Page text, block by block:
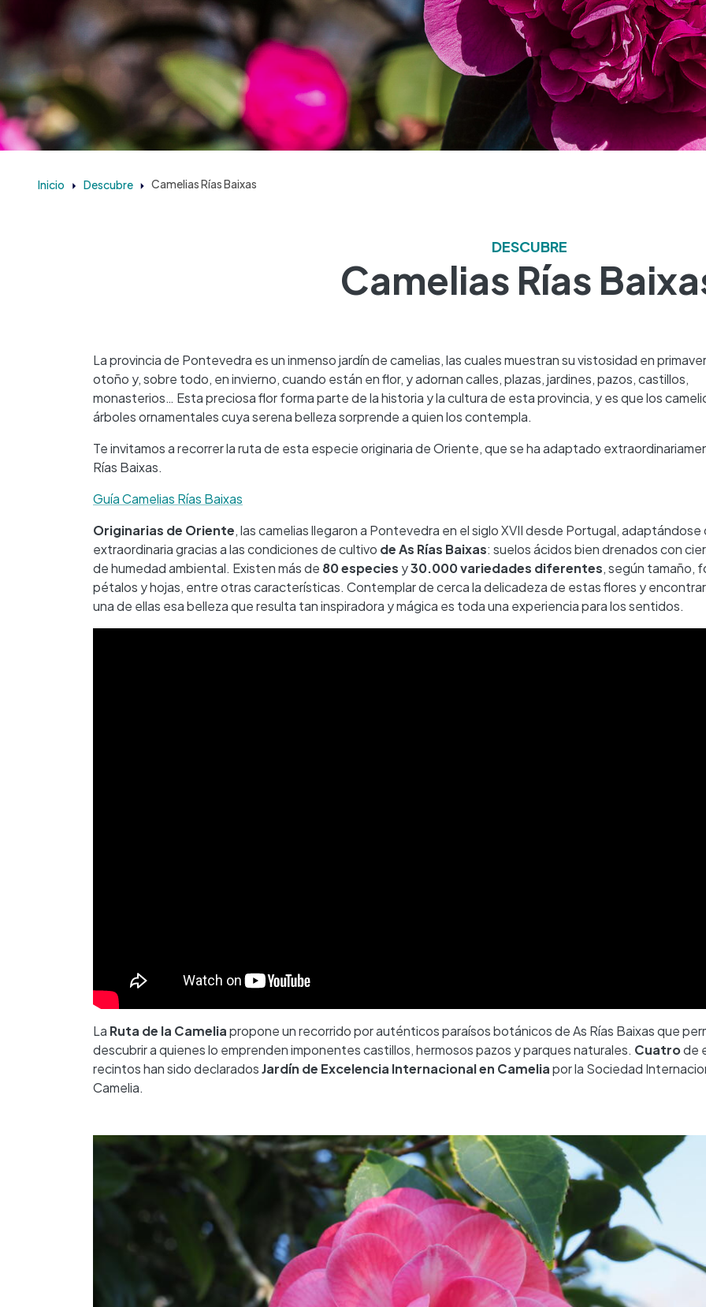
Inicio Descubre Camelias Rías Baixas
DESCUBRE
Camelias Rías
La provincia de Pontevedra es un inmenso jardín de camelias, las cuales muestran su vistosidad en
otoño y, sobre todo, en invierno, cuando están en flor, y adornan calles, plazas, jardines, pazos, castillos,
monasterios… Esta preciosa flor forma parte de la historia y la cultura de esta provincia, y es que los
árboles ornamentales cuya serena belleza sorprende a quien los contempla.
Te invitamos a recorrer la ruta de esta especie originaria de Oriente, que se ha adaptado
Rías Baixas.
Guía Camelias Rías Baixas
Originarias de Oriente, las camelias llegaron a Pontevedra en el siglo XVII desde Portugal, adaptándose
extraordinaria gracias a las condiciones de cultivo de As Rías Baixas: suelos ácidos bien drenados con
de humedad ambiental. Existen más de 80 especies y30.000 variedades diferentes, según tamaño,
pétalos y hojas, entre otras características. Contemplar de cerca la delicadeza de estas flores y
una de ellas esa belleza que resulta tan inspiradora y mágica es toda una experiencia para los sentidos.
La Ruta de la Cameliapropone un recorrido por auténticos paraísos botánicos de As Rías Baixas que
descubrir a quienes lo emprenden imponentes castillos, hermosos pazos y parques naturales. Cuatrode
recintos han sido declaradosJardín de Excelencia Internacional en Cameliapor la Sociedad
Camelia.